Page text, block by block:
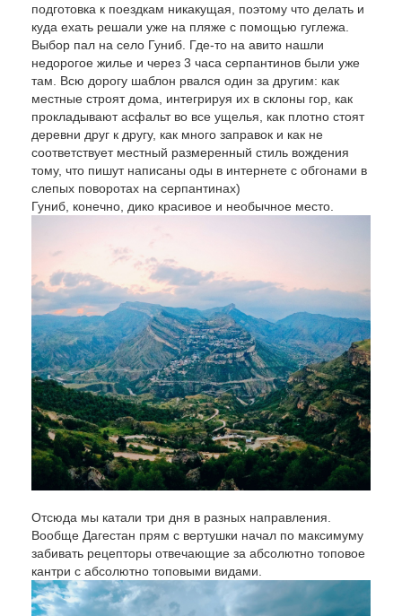
подготовка к поездкам никакущая, поэтому что делать и
куда ехать решали уже на пляже с помощью гуглежа.
Выбор пал на село Гуниб. Где-то на авито нашли
недорогое жилье и через 3 часа серпантинов были уже
там. Всю дорогу шаблон рвался один за другим: как
местные строят дома, интегрируя их в склоны гор, как
прокладывают асфальт во все ущелья, как плотно стоят
деревни друг к другу, как много заправок и как не
соответствует местный размеренный стиль вождения
тому, что пишут написаны оды в интернете с обгонами в
слепых поворотах на серпантинах)
Гуниб, конечно, дико красивое и необычное место.
Отсюда мы катали три дня в разных направления.
Вообще Дагестан прям с вертушки начал по максимуму
забивать рецепторы отвечающие за абсолютно топовое
кантри с абсолютно топовыми видами.